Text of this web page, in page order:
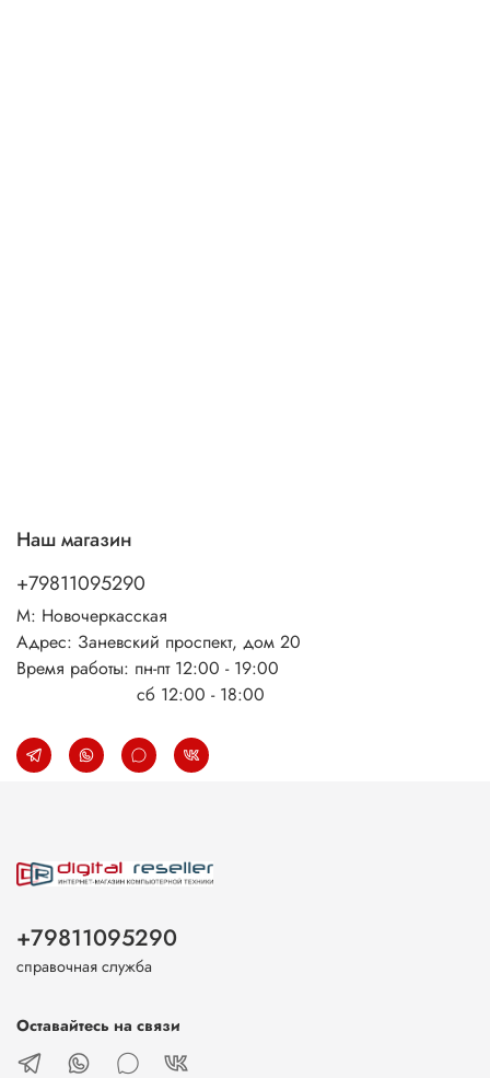
Наш магазин
+79811095290
М: Новочеркасская
Адрес: Заневский проспект, дом 20
Время работы: пн-пт 12:00 - 19:00
сб 12:00 - 18:00
+79811095290
справочная служба
Оставайтесь на связи